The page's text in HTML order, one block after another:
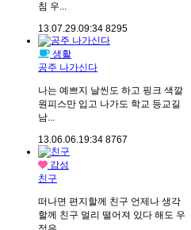
침 우...
13.07.29.09:34 8295
생활
공주 나가신다
나는 예쁘지 날씬도 하고 핑크 색깔
원피스만 입고 나가도 학교 등교길
남...
13.06.06.19:34 8767
감성
친구
떠나면 편지할께 친구 언제나 생각
할께 친구 멀리 떨어져 있다 해도 우